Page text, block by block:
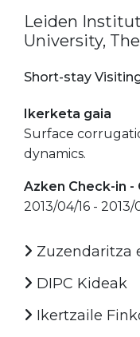
Leiden
University,
Short-stay
Ikerketa gaia
Surface
dynamics.
Azken Check-in
2013/04/16 - 2013/
Zuzendaritza
DIPC Kideak
Ikertzaile